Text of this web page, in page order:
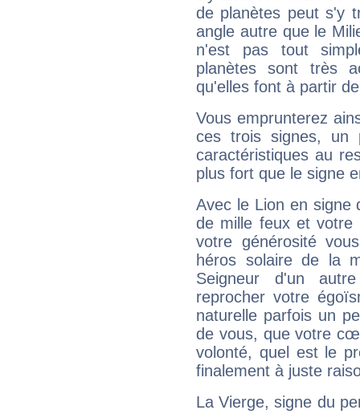
de planètes peut s'y
angle autre que le
n'est pas tout
planètes sont très
qu'elles font à partir
Vous emprunterez
ces trois signes, un
caractéristiques au
plus fort que le signe
Avec le Lion en signe
de mille feux et votre
votre générosité
héros solaire de la
Seigneur d'un
reprocher votre
naturelle parfois un
de vous, que votre
volonté, quel est le
finalement à juste
La Vierge, signe du